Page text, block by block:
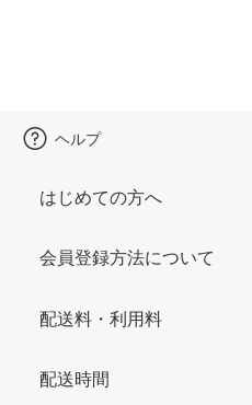
ヘルプ
はじめての方へ
会員登録方法について
配送料・利用料
配送時間